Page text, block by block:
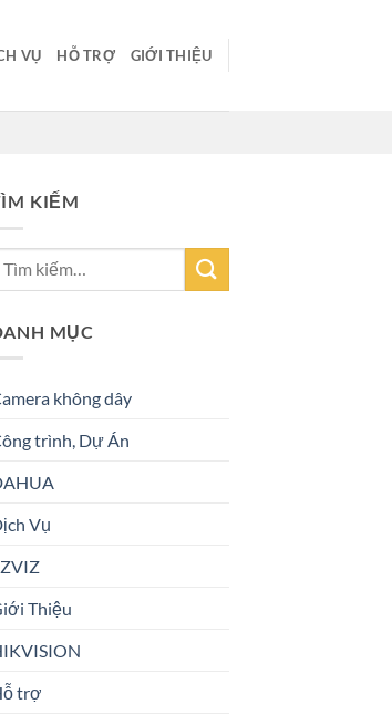
VỤ HỖ TRỢ GIỚI THIỆU
KIẾM
MỤC
không dây
trình, Dự Án
Vụ
Thiệu
trợ